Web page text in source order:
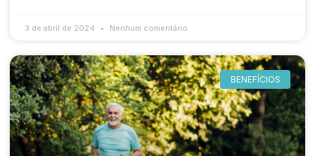
3 de abril de 2024 Nenhum comentário
BENEFÍCIOS